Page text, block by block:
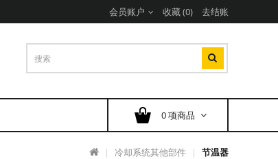
会员账户 收藏 (0) 去结账
0 项商品
冷却系统其他部件 节温器